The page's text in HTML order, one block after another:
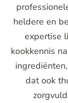
heldere en
expertise
kookkennis
dat ook